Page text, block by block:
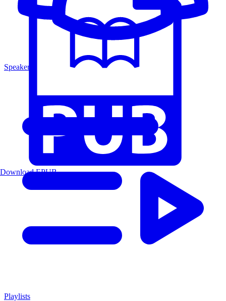
Speakers
Playlists
Download EPUB